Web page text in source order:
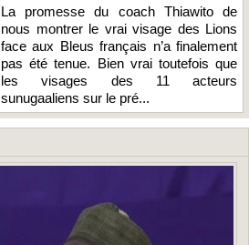
La promesse du coach Thiawito de
nous montrer le vrai visage des Lions
face aux Bleus français n’a finalement
pas été tenue. Bien vrai toutefois que
les visages des 11 acteurs
sunugaaliens sur le pré...